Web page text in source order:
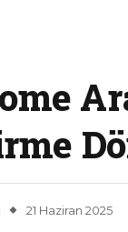
21 Haziran 2025